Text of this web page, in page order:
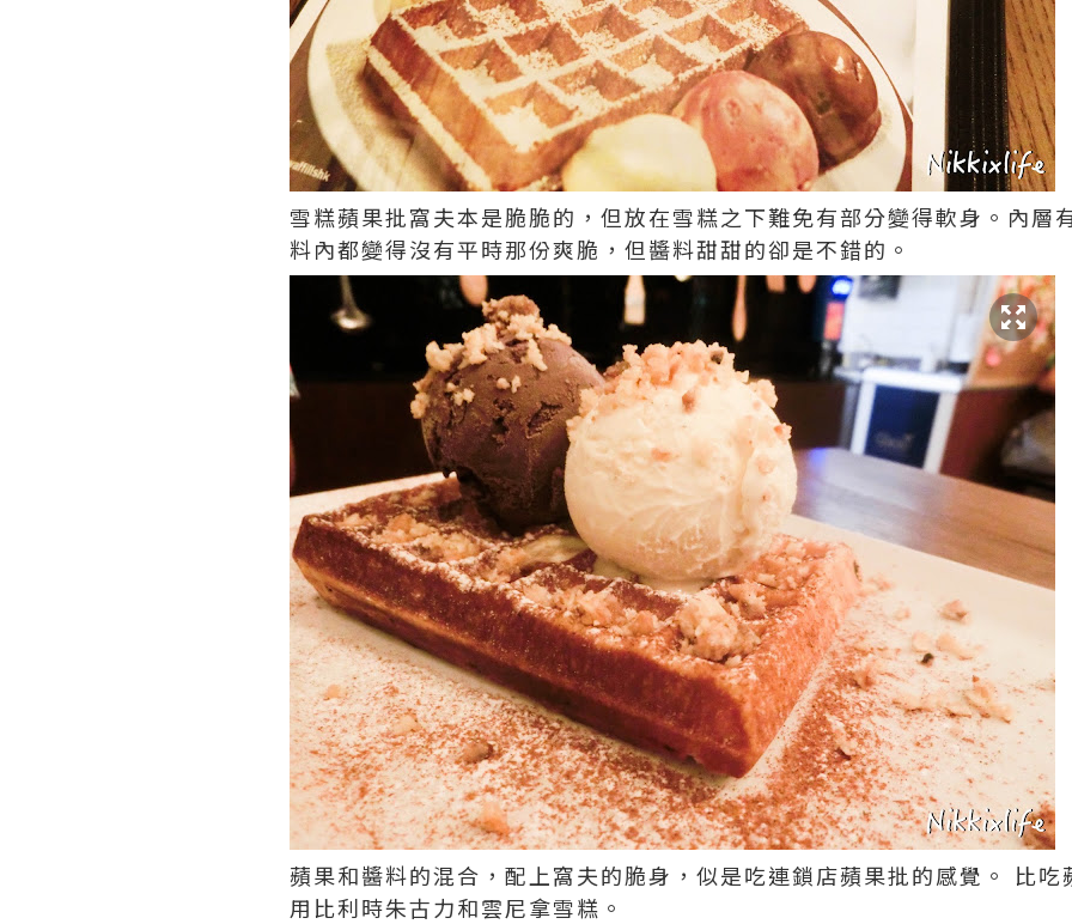
雪糕蘋果批窩夫本是脆脆的，但放在雪糕之下難免有部分變得軟身。內層
料內都變得沒有平時那份爽脆，但醬料甜甜的卻是不錯的。
蘋果和醬料的混合，配上窩夫的脆身，似是吃連鎖店蘋果批的感覺。 比吃
用比利時朱古力和雲尼拿雪糕。